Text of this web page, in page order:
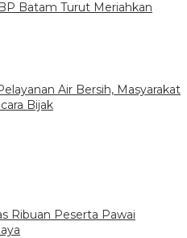
Batam Turut Meriahkan
Air Bersih, Masyarakat
Bijak
Ribuan Peserta Pawai